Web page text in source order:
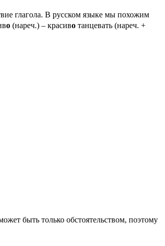
глагола. В русском языке мы похожим
о (нареч.) – красиво танцевать (нареч. +
быть только обстоятельством, поэтому